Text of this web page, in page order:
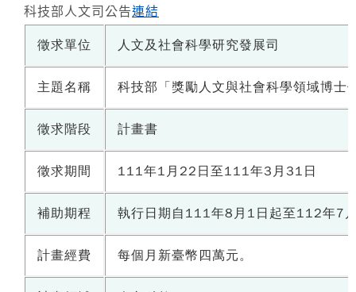
科技部人文司公告連結
徵求單位 人文及社會科學研究發展司
主題名稱 科技部「獎勵人文與社會科學領域博士
徵求階段 計畫書
徵求期間 111年1月22日至111年3月31日
補助期程 執行日期自111年8月1日起至112年7
計畫經費 每個月新臺幣四萬元。